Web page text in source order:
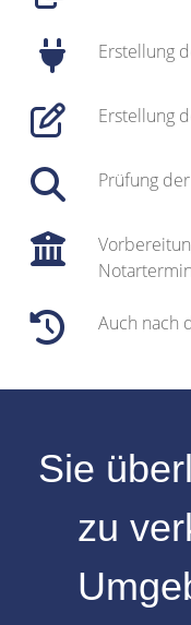
Erstellung
Erstellung
Prüfung
Auch nach
Sie
zu